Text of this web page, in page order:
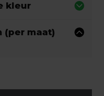
kleur
(per maat)